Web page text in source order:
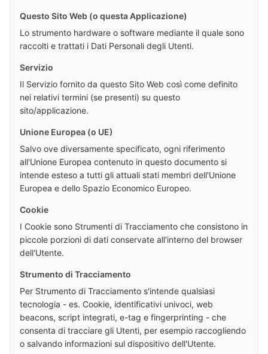
Questo Sito Web (o questa Applicazione)
Lo strumento hardware o software mediante il quale sono
raccolti e trattati i Dati Personali degli Utenti.
Servizio
Il Servizio fornito da questo Sito Web così come definito
nei relativi termini (se presenti) su questo
sito/applicazione.
Unione Europea (o UE)
Salvo ove diversamente specificato, ogni riferimento
all'Unione Europea contenuto in questo documento si
intende esteso a tutti gli attuali stati membri dell'Unione
Europea e dello Spazio Economico Europeo.
Cookie
I Cookie sono Strumenti di Tracciamento che consistono in
piccole porzioni di dati conservate all'interno del browser
dell'Utente.
Strumento di Tracciamento
Per Strumento di Tracciamento s'intende qualsiasi
tecnologia - es. Cookie, identificativi univoci, web
beacons, script integrati, e-tag e fingerprinting - che
consenta di tracciare gli Utenti, per esempio raccogliendo
o salvando informazioni sul dispositivo dell'Utente.